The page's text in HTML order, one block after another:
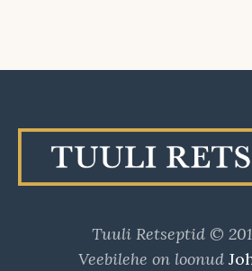
Tuuli Retseptid ©
Veebilehe on loonud